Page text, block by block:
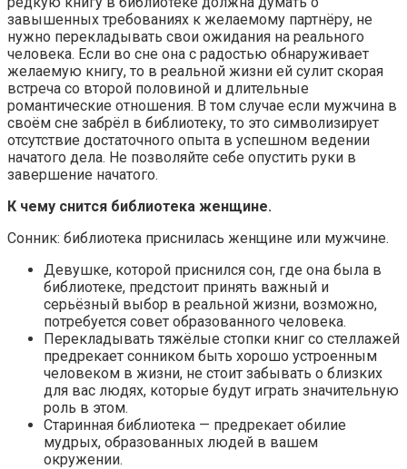
завышенных требованиях к желаемому партнёру, не
нужно перекладывать свои ожидания на реального
человека. Если во сне она с радостью обнаруживает
желаемую книгу, то в реальной жизни ей сулит скорая
встреча со второй половиной и длительные
романтические отношения. В том случае если мужчина в
своём сне забрёл в библиотеку, то это символизирует
отсутствие достаточного опыта в успешном ведении
начатого дела. Не позволяйте себе опустить руки в
завершение начатого.
К чему снится библиотека женщине.
Сонник: библиотека приснилась женщине или мужчине.
Девушке, которой приснился сон, где она была в
библиотеке, предстоит принять важный и
серьёзный выбор в реальной жизни, возможно,
потребуется совет образованного человека.
Перекладывать тяжёлые стопки книг со стеллажей
предрекает сонником быть хорошо устроенным
человеком в жизни, не стоит забывать о близких
для вас людях, которые будут играть значительную
роль в этом.
Старинная библиотека — предрекает обилие
мудрых, образованных людей в вашем
окружении.